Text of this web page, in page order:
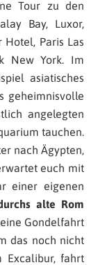
Tour zu den
Bay, Luxor,
Hotel, Paris Las
New York. Im
asiatisches
geheimnisvolle
angelegten
tauchen.
nach Ägypten,
euch mit
einer eigenen
alte Rom
Gondelfahrt
das noch nicht
Excalibur, fahrt